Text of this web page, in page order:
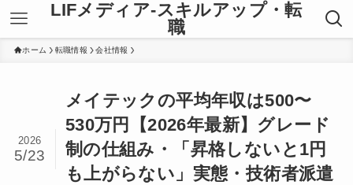
LIFメディア-スキルアップ・転
職
ホーム 転職情報 会社情報
メイテックの平均年収は500〜
530万円【2026年最新】グレード
制の仕組み・「昇格しないと1円
も上がらない」実態・技術者派遣
2026
5/23